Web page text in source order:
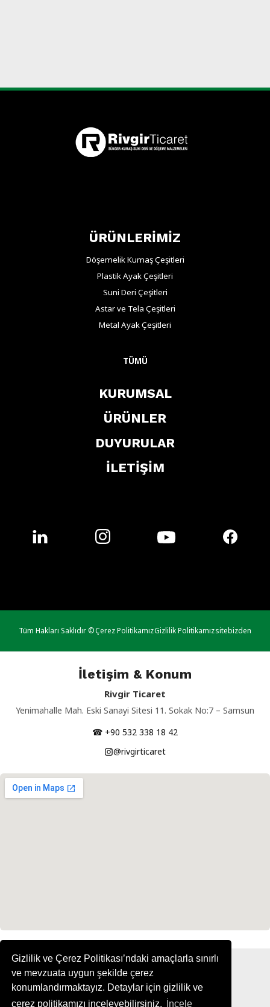
Gizlilik ve Çerez Politikası’ndaki amaçlarla sınırlı
ve mevzuata uygun şekilde çerez
konumlandırmaktayız. Detaylar için gizlilik ve
çerez politikamızı inceleyebilirsiniz.
İncele
ÜRÜNLERİMİZ
Döşemelik Kumaş Çeşitleri
Plastik Ayak Çeşitleri
Suni Deri Çeşitleri
Astar ve Tela Çeşitleri
Metal Ayak Çeşitleri
TÜMÜ
KURUMSAL
ÜRÜNLER
DUYURULAR
İLETİŞİM
Tüm Hakları Saklıdır ©Çerez PolitikamızGizlilik Politikamızsitebizden
İletişim & Konum
Rivgir Ticaret
Yenimahalle Mah. Eski Sanayi Sitesi 11. Sokak No:7 – Samsun
☎ +90 532 338 18 42
@rivgirticaret